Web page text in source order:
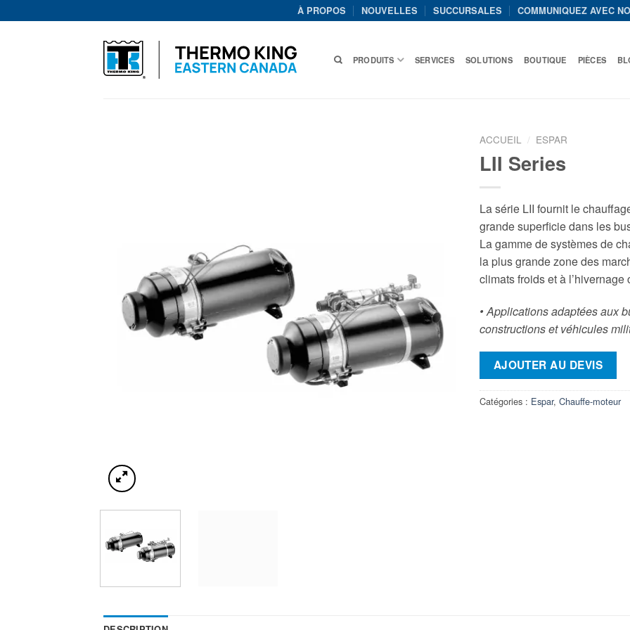
au
À PROPOS NOUVELLES SUCCURSALES COMMUNIQUEZ AVEC
PRODUITS SERVICES SOLUTIONS BOUTIQUE PIÈCES
ACCUEIL / ESPAR
LII Series
La série LII fournit le
grande superficie dans les
La gamme de systèmes de
la plus grande zone des
climats froids et à l’hivernage
• Applications adaptées aux
constructions et véhicules
AJOUTER AU DEVIS
Catégories : Espar, Chauffe-moteur